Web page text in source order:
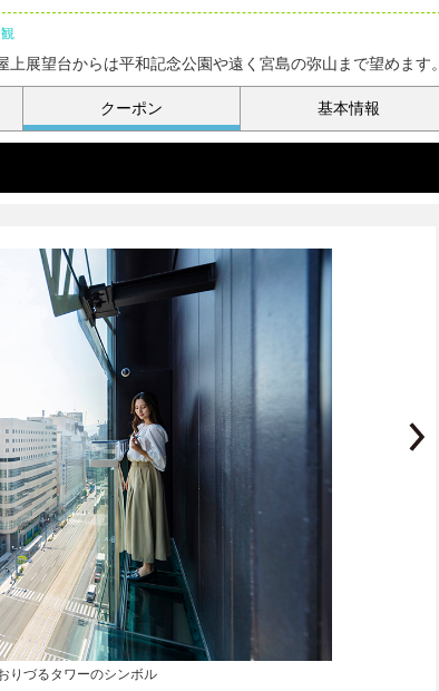
展望台からは平和記念公園や遠く宮島の弥山まで望めます。
クーポン 基本情報
体験型デジタルコンテンツ